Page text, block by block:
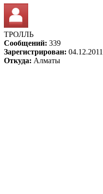
ТРОЛЛЬ
Сообщений: 339
Зарегистрирован: 04.12.2011
Откуда: Алматы